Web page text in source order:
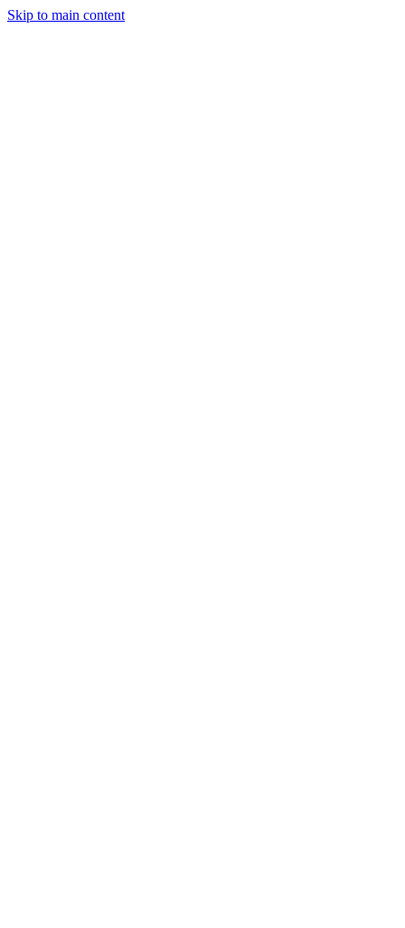
Skip to main content